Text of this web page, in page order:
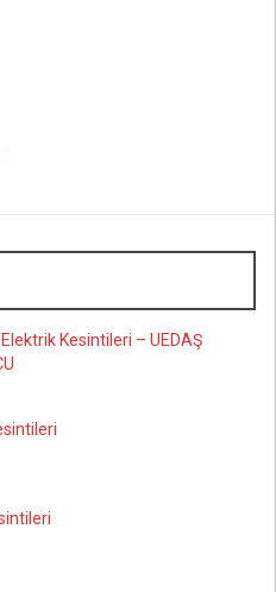
Kesintileri – UEDAŞ